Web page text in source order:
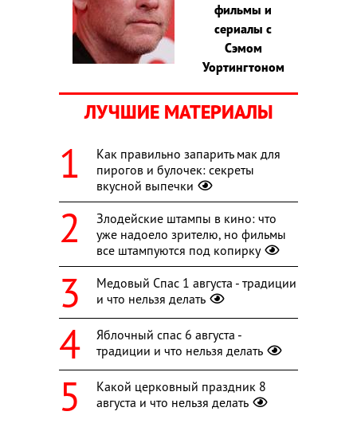
фильмы и
сериалы с
Сэмом
Уортингтоном
ЛУЧШИЕ МАТЕРИАЛЫ
Как правильно запарить мак для
пирогов и булочек: секреты
вкусной выпечки
Злодейские штампы в кино: что
уже надоело зрителю, но фильмы
все штампуются под копирку
Медовый Спас 1 августа - традиции
и что нельзя делать
Яблочный спас 6 августа -
традиции и что нельзя делать
Какой церковный праздник 8
августа и что нельзя делать